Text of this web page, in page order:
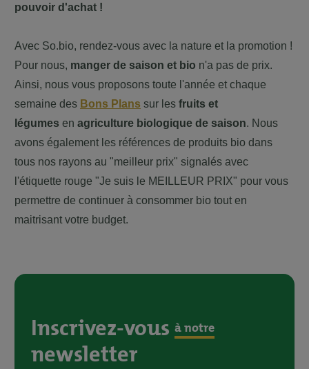
pouvoir d'achat !
Avec So.bio, rendez-vous avec la nature et la promotion !
Pour nous, manger de saison et bio n'a pas de prix.
Ainsi, nous vous proposons toute l'année et chaque
semaine des Bons Plans sur les fruits et
légumes en agriculture biologique de saison. Nous
avons également les références de produits bio dans
tous nos rayons au "meilleur prix" signalés avec
l'étiquette rouge "Je suis le MEILLEUR PRIX" pour vous
permettre de continuer à consommer bio tout en
maitrisant votre budget.
Inscrivez-vous à notre
newsletter